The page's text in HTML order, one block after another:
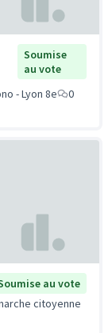
Soumise
au vote
- Lyon 8e
0
au vote
citoyenne